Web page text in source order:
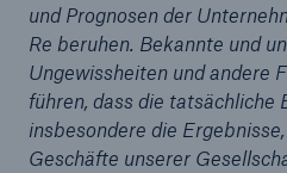
und Prognosen der
Re beruhen. Bekannte und
Ungewissheiten und andere
führen, dass die tatsächliche
insbesondere die
Geschäfte unserer
50 %